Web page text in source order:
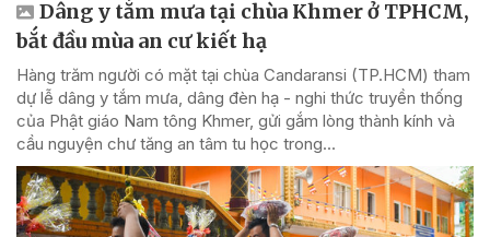
Dâng y tắm mưa tại chùa Khmer ở TPHCM,
bắt đầu mùa an cư kiết hạ
Hàng trăm người có mặt tại chùa Candaransi (TP.HCM) tham
dự lễ dâng y tắm mưa, dâng đèn hạ - nghi thức truyền thống
của Phật giáo Nam tông Khmer, gửi gắm lòng thành kính và
cầu nguyện chư tăng an tâm tu học trong...